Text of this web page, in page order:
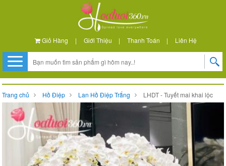
Giỏ Hàng | Giới Thiệu | Thanh Toán | Liên Hệ
Trang chủ Hồ Điệp Lan Hồ Điệp Trắng LHDT - Tuyết mai khai lộc